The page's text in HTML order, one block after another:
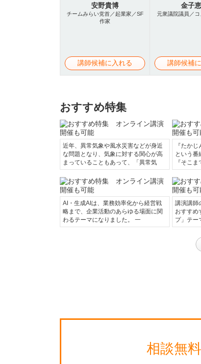
安野貴博
チームみらい党首／起業家／SF
作家
講師候補に入れる
金子
元衆議院議員／
講師候補
おすすめ特集
近年、異常気象や風水災害などが身近
な問題となり、気象に対する関心が高
まっていることもあって、「異常気
『たか
という番
『そこ
AI・生成AIは、業務効率化から経営戦
略まで、企業活動のあらゆる場面に関
わるテーマになりました。 一
講演講師
おすすめ
プ」テー
相談無